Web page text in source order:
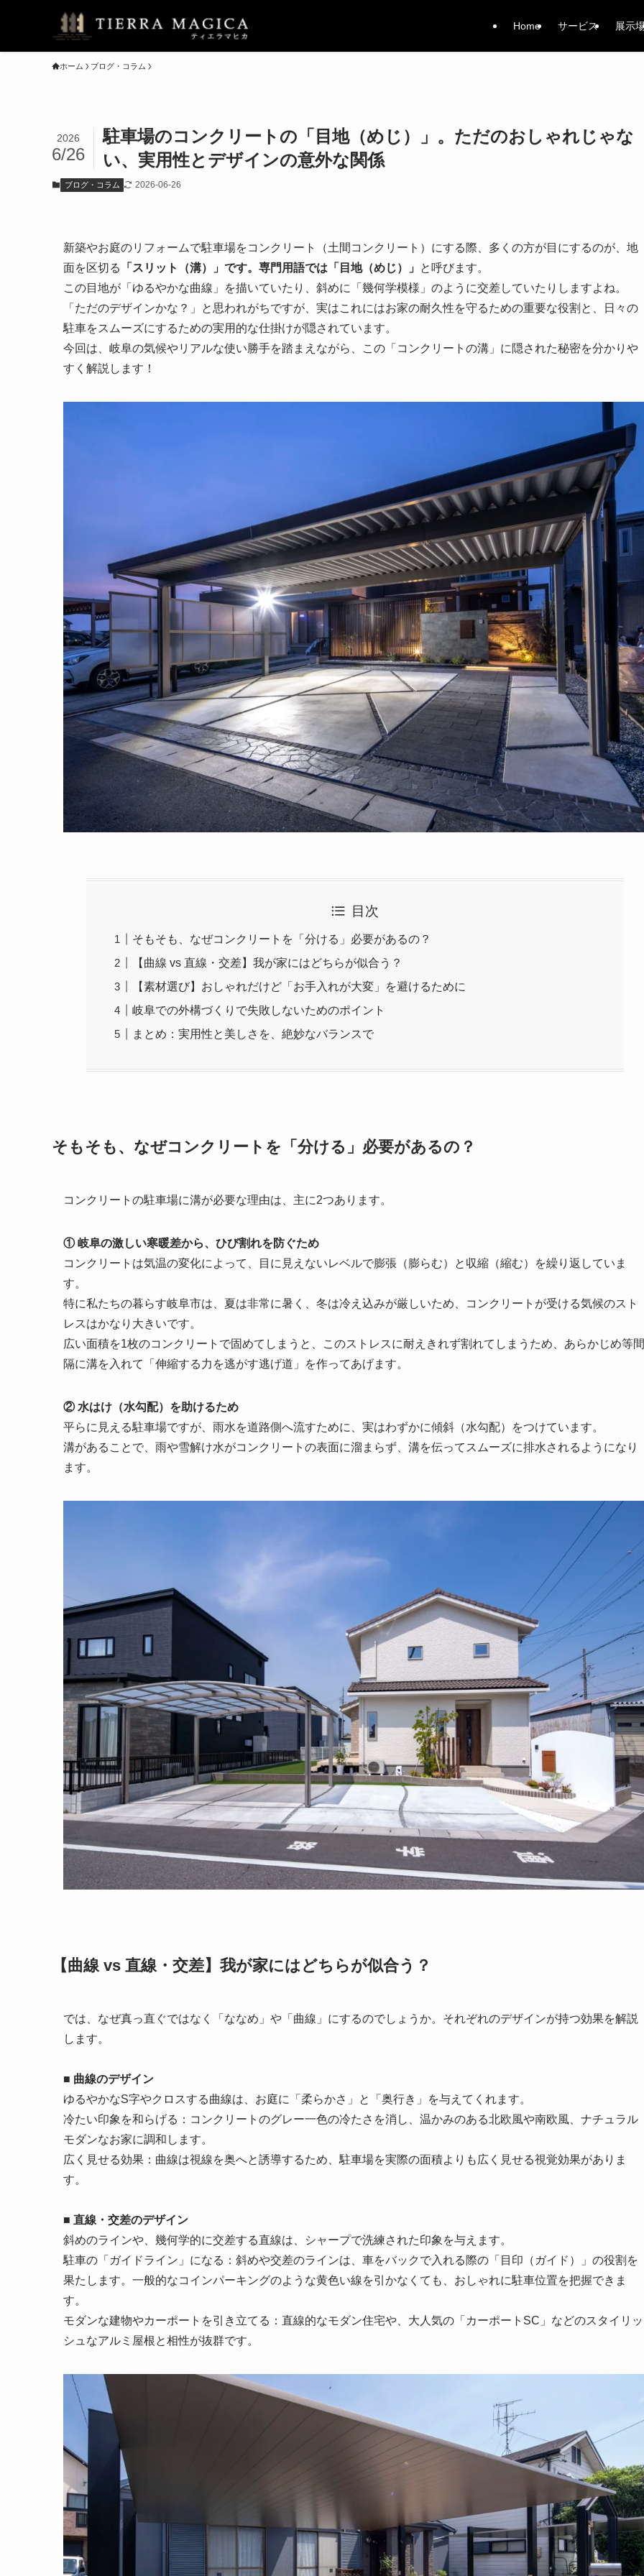
Home サービス 展示
ホーム ブログ・コラム
駐車場のコンクリートの「目地（めじ）」。ただのおしゃれじゃな
い、実用性とデザインの意外な関係
2026
6/26
ブログ・コラム 2026-06-26
新築やお庭のリフォームで駐車場をコンクリート（土間コンクリート）にする際、多くの方が目にするのが、地
面を区切る
「スリット（溝）」です。専門用語では「目地（めじ）」 と呼びます。
この目地が「ゆるやかな曲線」を描いていたり、斜めに「幾何学模様」のように交差していたりしますよね。
「ただのデザインかな？」と思われがちですが、実はこれにはお家の耐久性を守るための重要な役割と、日々の
駐車をスムーズにするための実用的な仕掛けが隠されています。
今回は、岐阜の気候やリアルな使い勝手を踏まえながら、この「コンクリートの溝」に隠された秘密を分かりや
すく解説します！
目次
そもそも、なぜコンクリートを「分ける」必要があるの？
【曲線 vs 直線・交差】我が家にはどちらが似合う？
【素材選び】おしゃれだけど「お手入れが大変」を避けるために
岐阜での外構づくりで失敗しないためのポイント
まとめ：実用性と美しさを、絶妙なバランスで
そもそも、なぜコンクリートを「分ける」必要があるの？
コンクリートの駐車場に溝が必要な理由は、主に2つあります。
① 岐阜の激しい寒暖差から、ひび割れを防ぐため
コンクリートは気温の変化によって、目に見えないレベルで膨張（膨らむ）と収縮（縮む）を繰り返していま
す。
特に私たちの暮らす岐阜市は、夏は非常に暑く、冬は冷え込みが厳しいため、コンクリートが受ける気候のスト
レスはかなり大きいです。
広い面積を1枚のコンクリートで固めてしまうと、このストレスに耐えきれず割れてしまうため、あらかじめ等間
隔に溝を入れて「伸縮する力を逃がす逃げ道」を作ってあげます。
② 水はけ（水勾配）を助けるため
平らに見える駐車場ですが、雨水を道路側へ流すために、実はわずかに傾斜（水勾配）をつけています。
溝があることで、雨や雪解け水がコンクリートの表面に溜まらず、溝を伝ってスムーズに排水されるようになり
ます。
【曲線 vs 直線・交差】我が家にはどちらが似合う？
では、なぜ真っ直ぐではなく「ななめ」や「曲線」にするのでしょうか。それぞれのデザインが持つ効果を解説
します。
■ 曲線のデザイン
ゆるやかなS字やクロスする曲線は、お庭に「柔らかさ」と「奥行き」を与えてくれます。
冷たい印象を和らげる：コンクリートのグレー一色の冷たさを消し、温かみのある北欧風や南欧風、ナチュラル
モダンなお家に調和します。
広く見せる効果：曲線は視線を奥へと誘導するため、駐車場を実際の面積よりも広く見せる視覚効果がありま
す。
■ 直線・交差のデザイン
斜めのラインや、幾何学的に交差する直線は、シャープで洗練された印象を与えます。
駐車の「ガイドライン」になる：斜めや交差のラインは、車をバックで入れる際の「目印（ガイド）」の役割を
果たします。一般的なコインパーキングのような黄色い線を引かなくても、おしゃれに駐車位置を把握できま
す。
モダンな建物やカーポートを引き立てる：直線的なモダン住宅や、大人気の「カーポートSC」などのスタイリッ
シュなアルミ屋根と相性が抜群です。